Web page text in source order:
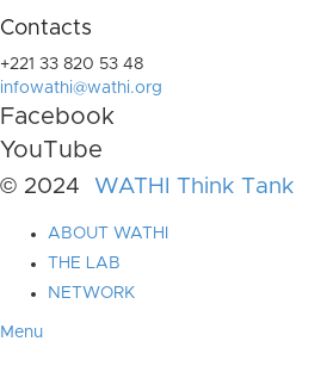
Contacts
+221 33 820 53 48
infowathi@wathi.org
Facebook
YouTube
© 2024 WATHI Think Tank
ABOUT WATHI
THE LAB
NETWORK
Menu